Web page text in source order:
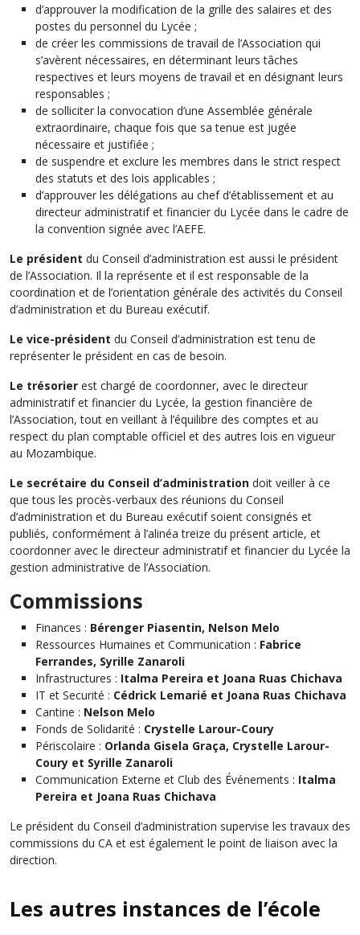
d’approuver la modification de la grille des salaires et des
postes du personnel du Lycée ;
de créer les commissions de travail de l’Association qui
s’avèrent nécessaires, en déterminant leurs tâches
respectives et leurs moyens de travail et en désignant leurs
responsables ;
de solliciter la convocation d’une Assemblée générale
extraordinaire, chaque fois que sa tenue est jugée
nécessaire et justifiée ;
de suspendre et exclure les membres dans le strict respect
des statuts et des lois applicables ;
d’approuver les délégations au chef d’établissement et au
directeur administratif et financier du Lycée dans le cadre de
la convention signée avec l’AEFE.
Le président du Conseil d’administration est aussi le président
de l’Association. Il la représente et il est responsable de la
coordination et de l’orientation générale des activités du Conseil
d’administration et du Bureau exécutif.
Le vice-président du Conseil d’administration est tenu de
représenter le président en cas de besoin.
Le trésorier est chargé de coordonner, avec le directeur
administratif et financier du Lycée, la gestion financière de
l’Association, tout en veillant à l’équilibre des comptes et au
respect du plan comptable officiel et des autres lois en vigueur
au Mozambique.
Le secrétaire du Conseil d’administration doit veiller à ce
que tous les procès-verbaux des réunions du Conseil
d’administration et du Bureau exécutif soient consignés et
publiés, conformément à l’alinéa treize du présent article, et
coordonner avec le directeur administratif et financier du Lycée la
gestion administrative de l’Association.
Commissions
Finances : Bérenger Piasentin, Nelson Melo
Ressources Humaines et Communication : Fabrice
Ferrandes, Syrille Zanaroli
Infrastructures : Italma Pereira et Joana Ruas Chichava
IT et Securité : Cédrick Lemarié et Joana Ruas Chichava
Cantine : Nelson Melo
Fonds de Solidarité : Crystelle Larour-Coury
Périscolaire : Orlanda Gisela Graça, Crystelle Larour-
Coury et Syrille Zanaroli
Communication Externe et Club des Événements : Italma
Pereira et Joana Ruas Chichava
Le président du Conseil d’administration supervise les travaux des
commissions du CA et est également le point de liaison avec la
direction.
Les autres instances de l’école